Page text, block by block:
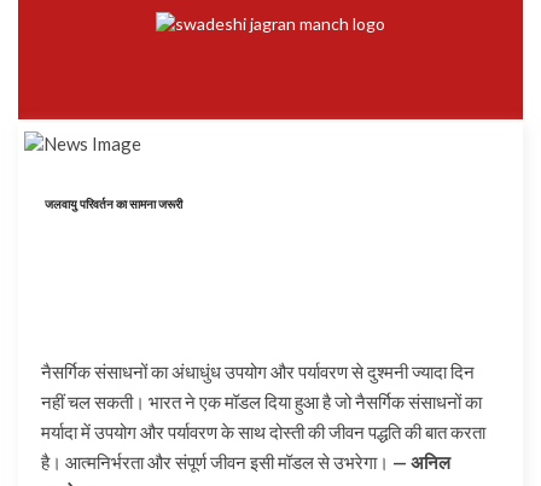
जलवायु परिवर्तन का सामना जरूरी
नैसर्गिक संसाधनों का अंधाधुंध उपयोग और पर्यावरण से दुश्मनी ज्यादा दिन
नहीं चल सकती। भारत ने एक मॉडल दिया हुआ है जो नैसर्गिक संसाधनों का
मर्यादा में उपयोग और पर्यावरण के साथ दोस्ती की जीवन पद्धति की बात करता
है। आत्मनिर्भरता और संपूर्ण जीवन इसी मॉडल से उभरेगा। — अनिल